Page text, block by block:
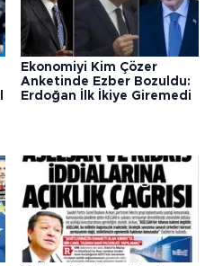
Ekonomiyi Kim Çözer
Anketinde Ezber Bozuldu:
Erdoğan İlk İkiye Giremedi